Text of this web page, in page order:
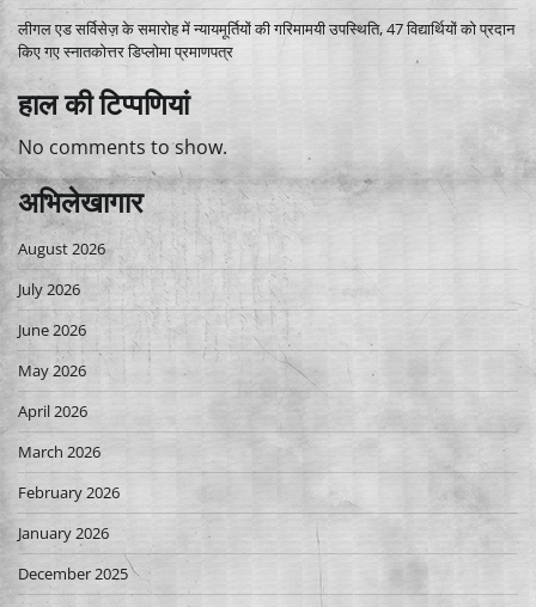
लीगल एड सर्विसेज़ के समारोह में न्यायमूर्तियों की गरिमामयी उपस्थिति, 47 विद्यार्थियों को प्रदान
किए गए स्नातकोत्तर डिप्लोमा प्रमाणपत्र
हाल की टिप्पणियां
No comments to show.
अभिलेखागार
August 2026
July 2026
June 2026
May 2026
April 2026
March 2026
February 2026
January 2026
December 2025